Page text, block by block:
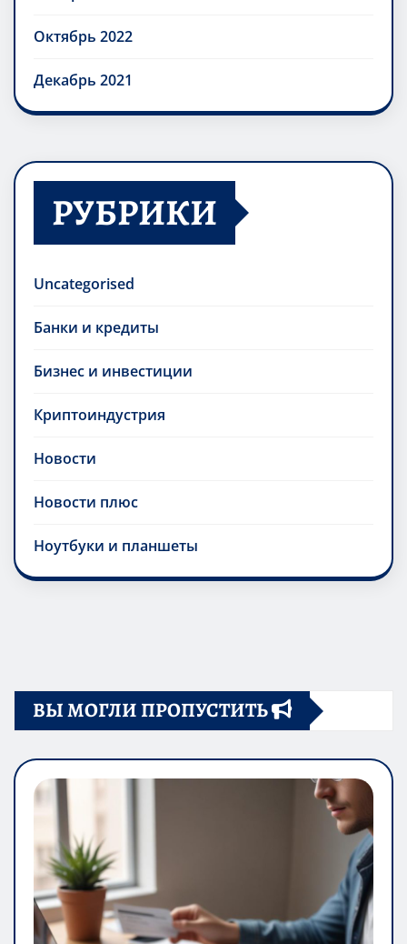
Октябрь 2022
Декабрь 2021
РУБРИКИ
Uncategorised
Банки и кредиты
Бизнес и инвестиции
Криптоиндустрия
Новости
Новости плюс
Ноутбуки и планшеты
ВЫ МОГЛИ ПРОПУСТИТЬ